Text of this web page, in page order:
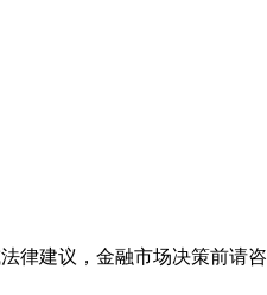
建议，金融市场决策前请咨